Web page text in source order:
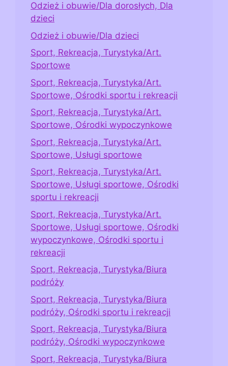
Odzież i obuwie/Dla dorosłych, Dla
dzieci
Odzież i obuwie/Dla dzieci
Sport, Rekreacja, Turystyka/Art.
Sportowe
Sport, Rekreacja, Turystyka/Art.
Sportowe, Ośrodki sportu i rekreacji
Sport, Rekreacja, Turystyka/Art.
Sportowe, Ośrodki wypoczynkowe
Sport, Rekreacja, Turystyka/Art.
Sportowe, Usługi sportowe
Sport, Rekreacja, Turystyka/Art.
Sportowe, Usługi sportowe, Ośrodki
sportu i rekreacji
Sport, Rekreacja, Turystyka/Art.
Sportowe, Usługi sportowe, Ośrodki
wypoczynkowe, Ośrodki sportu i
rekreacji
Sport, Rekreacja, Turystyka/Biura
podróży
Sport, Rekreacja, Turystyka/Biura
podróży, Ośrodki sportu i rekreacji
Sport, Rekreacja, Turystyka/Biura
podróży, Ośrodki wypoczynkowe
Sport, Rekreacja, Turystyka/Biura